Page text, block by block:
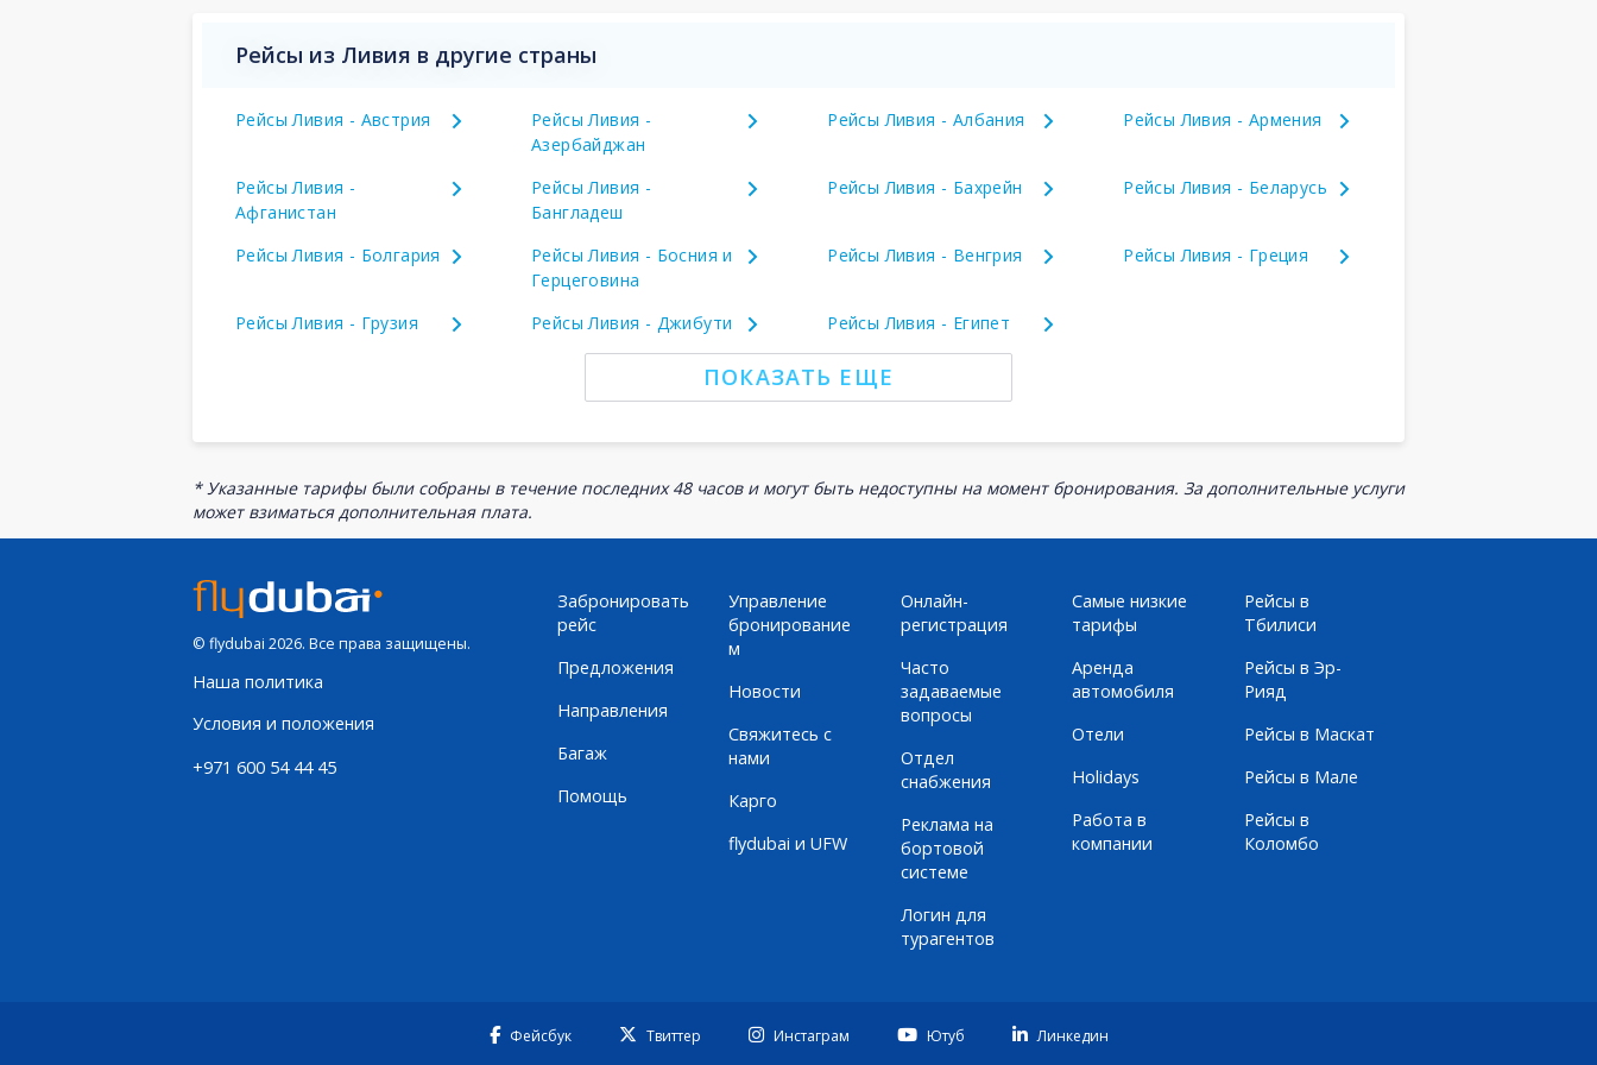
Рейсы из Ливия в другие страны
Рейсы Ливия - Австрия
Рейсы Ливия -
Азербайджан
Рейсы Ливия - Албания Рейсы Ливия - Армения
Рейсы Ливия -
Афганистан
Рейсы Ливия -
Бангладеш
Рейсы Ливия - Бахрейн Рейсы Ливия - Беларусь
Рейсы Ливия - Болгария
Рейсы Ливия - Босния и
Герцеговина
Рейсы Ливия - Венгрия Рейсы Ливия - Греция
Рейсы Ливия - Грузия Рейсы Ливия - Джибути Рейсы Ливия - Египет
ПОКАЗАТЬ ЕЩЕ
* Указанные тарифы были собраны в течение последних 48 часов и могут быть недоступны на момент бронирования. За дополнительные услуги
может взиматься дополнительная плата.
© flydubai 2026. Все права защищены.
Наша политика
Условия и положения
+971 600 54 44 45
Забронировать
рейс
Предложения
Направления
Багаж
Помощь
Управление
бронирование
м
Новости
Свяжитесь с
нами
Карго
flydubai и UFW
Онлайн-
регистрация
Часто
задаваемые
вопросы
Отдел
снабжения
Реклама на
бортовой
системе
Логин для
турагентов
Самые низкие
тарифы
Аренда
автомобиля
Отели
Holidays
Работа в
компании
Рейсы в
Тбилиси
Рейсы в Эр-
Рияд
Рейсы в Маскат
Рейсы в Мале
Рейсы в
Коломбо
Фейсбук Твиттер Инстаграм Ютуб Линкедин